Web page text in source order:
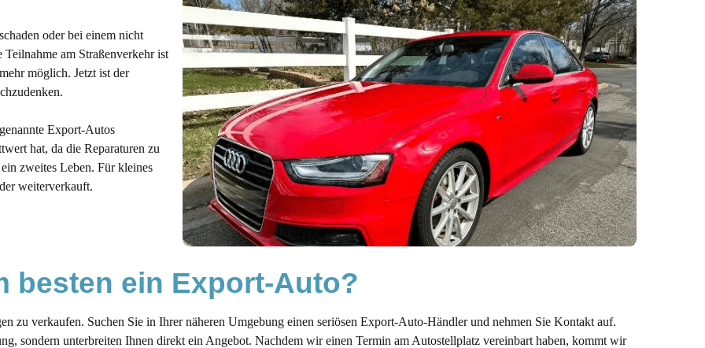
oder bei einem nicht
am Straßenverkehr ist
möglich. Jetzt ist der
Export-Autos
hat, da die Reparaturen zu
zweites Leben. Für kleines
weiterverkauft.
besten ein Export-Auto?
zu verkaufen. Suchen Sie in Ihrer näheren Umgebung einen seriösen Export-Auto-Händler und nehmen Sie Kontakt auf.
sondern unterbreiten Ihnen direkt ein Angebot. Nachdem wir einen Termin am Autostellplatz vereinbart haben, kommt wir